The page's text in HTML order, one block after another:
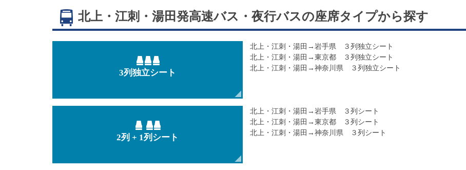
北上・江刺・湯田発高速バス・夜行バスの座席タイプから探す
3列独立シート
北上・江刺・湯田→岩手県 ３列独立シート
北上・江刺・湯田→東京都 ３列独立シート
北上・江刺・湯田→神奈川県 ３列独立シート
2列 + 1列シート
北上・江刺・湯田→岩手県 ３列シート
北上・江刺・湯田→東京都 ３列シート
北上・江刺・湯田→神奈川県 ３列シート